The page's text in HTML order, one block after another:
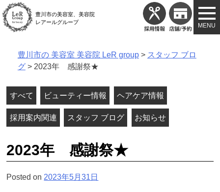
Skip
to
content
豊川市の美容室、美容院
レアールグループ
豊川市の 美容室 美容院 LeR group> スタッフ ブロ
グ> 2023年 感謝祭★
すべて ビューティー情報 ヘアケア情報
採用案内関連 スタッフ ブログ お知らせ
2023年 感謝祭★
Posted on 2023年5月31日